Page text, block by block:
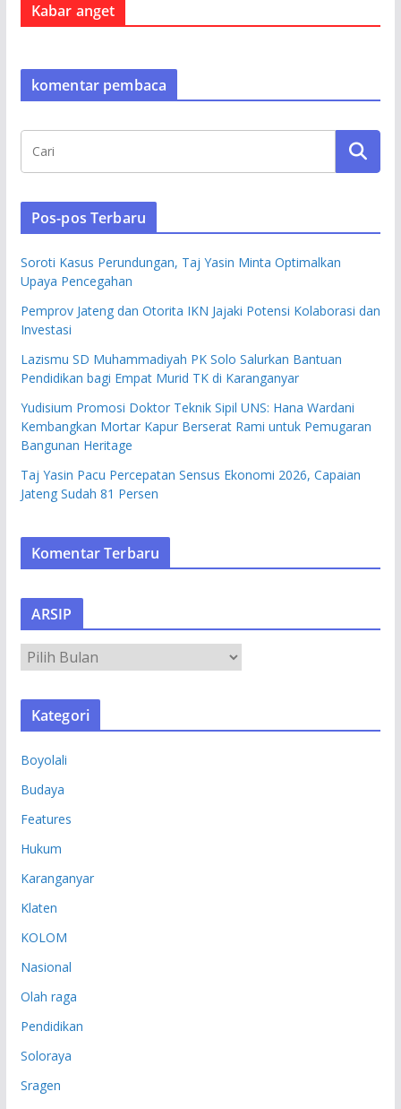
Kabar anget
komentar pembaca
Pos-pos Terbaru
Soroti Kasus Perundungan, Taj Yasin Minta Optimalkan
Upaya Pencegahan
Pemprov Jateng dan Otorita IKN Jajaki Potensi Kolaborasi dan
Investasi
Lazismu SD Muhammadiyah PK Solo Salurkan Bantuan
Pendidikan bagi Empat Murid TK di Karanganyar
Yudisium Promosi Doktor Teknik Sipil UNS: Hana Wardani
Kembangkan Mortar Kapur Berserat Rami untuk Pemugaran
Bangunan Heritage
Taj Yasin Pacu Percepatan Sensus Ekonomi 2026, Capaian
Jateng Sudah 81 Persen
Komentar Terbaru
ARSIP
R
S
Kategori
Boyolali
Budaya
Features
Hukum
Karanganyar
Klaten
KOLOM
Nasional
Olah raga
Pendidikan
Soloraya
Sragen